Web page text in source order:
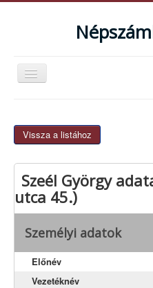
Navigáció
váltása
Bemutatkozás
Teljes lista
Agostyán
Baj
Vissza a listához
Szeél György
utca 45.)
Személyi adatok
Előnév
Vezetéknév